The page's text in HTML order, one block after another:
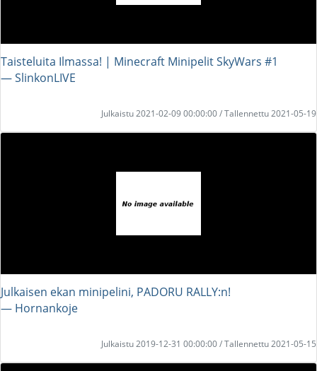
Taisteluita Ilmassa! | Minecraft Minipelit SkyWars #1
― SlinkonLIVE
Julkaistu 2021-02-09 00:00:00 / Tallennettu 2021-05-19
Julkaisen ekan minipelini, PADORU RALLY:n!
― Hornankoje
Julkaistu 2019-12-31 00:00:00 / Tallennettu 2021-05-15